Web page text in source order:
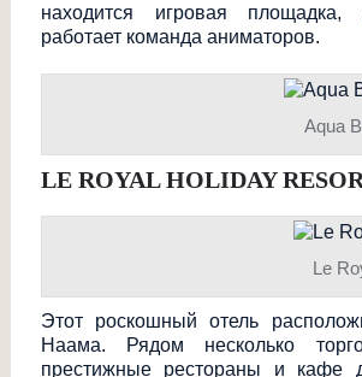
находится игровая площадка,
работает команда аниматоров.
Aqua
LE ROYAL HOLIDAY
Le
Этот роскошный отель
Наама. Рядом несколько
престижные рестораны и кафе